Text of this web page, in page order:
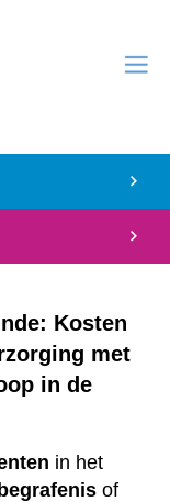
Kosten
met
in de
in het
of